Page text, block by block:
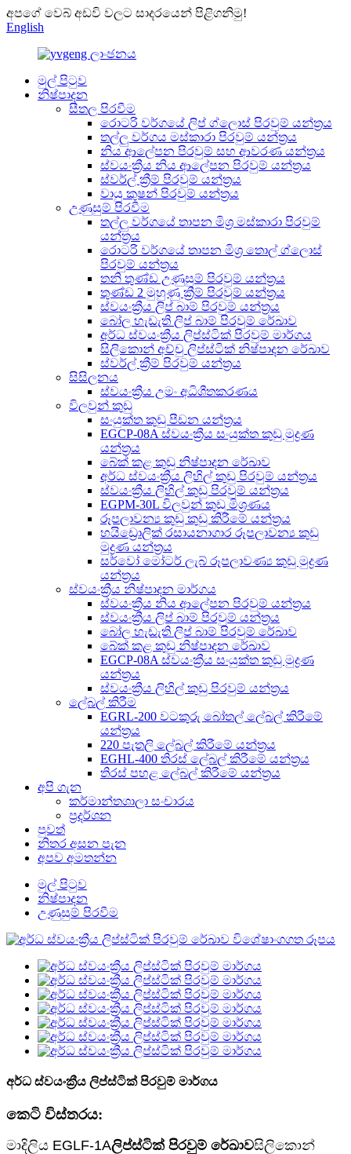
අපගේ වෙබ් අඩවි වලට සාදරයෙන් පිළිගනිමු!
English
මුල් පිටුව
නිෂ්පාදන
සීතල පිරවීම
රොටරි වර්ගයේ ලිප් ග්ලොස් පිරවුම් යන්ත්‍රය
තල්ලු වර්ගය මස්කාරා පිරවුම් යන්ත්‍රය
නිය ආලේපන පිරවුම් සහ ආවරණ යන්ත්‍රය
ස්වයංක්‍රීය නිය ආලේපන පිරවුම් යන්ත්‍රය
ස්වර්ල් ක්‍රීම් පිරවුම් යන්ත්‍රය
වායු කුෂන් පිරවුම් යන්ත්‍රය
උණුසුම් පිරවීම
තල්ලු වර්ගයේ තාපන මිශ්‍ර මස්කාරා පිරවුම්
යන්ත්‍රය
රොටරි වර්ගයේ තාපන මිශ්‍ර තොල් ග්ලොස්
පිරවුම් යන්ත්‍රය
තනි තුණ්ඩ උණුසුම් පිරවුම් යන්ත්‍රය
තුණ්ඩ 2 මුහුණු ක්‍රීම් පිරවුම් යන්ත්‍රය
ස්වයංක්‍රීය ලිප් බාම් පිරවුම් යන්ත්‍රය
බෝල හැඩැති ලිප් බාම් පිරවුම් රේඛාව
අර්ධ ස්වයංක්‍රීය ලිප්ස්ටික් පිරවුම් මාර්ගය
සිලිකොන් අච්චු ලිප්ස්ටික් නිෂ්පාදන රේඛාව
ස්වර්ල් ක්‍රීම් පිරවුම් යන්ත්‍රය
සිසිලනය
ස්වයංක්‍රීය උමං අධිශීතකරණය
විලවුන් කුඩු
සංයුක්ත කුඩු පීඩන යන්ත්‍රය
EGCP-08A ස්වයංක්‍රීය සංයුක්ත කුඩු මුද්‍රණ
යන්ත්‍රය
බේක් කළ කුඩු නිෂ්පාදන රේඛාව
අර්ධ ස්වයංක්‍රීය ලිහිල් කුඩු පිරවුම් යන්ත්‍රය
ස්වයංක්‍රීය ලිහිල් කුඩු පිරවුම් යන්ත්‍රය
EGPM-30L විලවුන් කුඩු මිශ්‍රණය
රූපලාවන්‍ය කුඩු කුඩු කිරීමේ යන්ත්‍රය
හයිඩ්‍රොලික් රසායනාගාර රූපලාවන්‍ය කුඩු
මුද්‍රණ යන්ත්‍රය
සර්වෝ මෝටර් ලැබ් රූපලාවණ්‍ය කුඩු මුද්‍රණ
යන්ත්‍රය
ස්වයංක්‍රීය නිෂ්පාදන මාර්ගය
ස්වයංක්‍රීය නිය ආලේපන පිරවුම් යන්ත්‍රය
ස්වයංක්‍රීය ලිප් බාම් පිරවුම් යන්ත්‍රය
බෝල හැඩැති ලිප් බාම් පිරවුම් රේඛාව
බේක් කළ කුඩු නිෂ්පාදන රේඛාව
EGCP-08A ස්වයංක්‍රීය සංයුක්ත කුඩු මුද්‍රණ
යන්ත්‍රය
ස්වයංක්‍රීය ලිහිල් කුඩු පිරවුම් යන්ත්‍රය
ලේබල් කිරීම
EGRL-200 වටකුරු බෝතල් ලේබල් කිරීමේ
යන්ත්‍රය
220 පැතලි ලේබල් කිරීමේ යන්ත්‍රය
EGHL-400 තිරස් ලේබල් කිරීමේ යන්ත්‍රය
තිරස් පහළ ලේබල් කිරීමේ යන්ත්‍රය
අපි ගැන
කර්මාන්තශාලා සංචාරය
ප්‍රදර්ශන
පුවත්
නිතර අසන පැන
අපව අමතන්න
මුල් පිටුව
නිෂ්පාදන
උණුසුම් පිරවීම
අර්ධ ස්වයංක්‍රීය ලිප්ස්ටික් පිරවුම් මාර්ගය
කෙටි විස්තරය:
මාදිලිය EGLF-1Aලිප්ස්ටික් පිරවුම් රේඛාවසිලිකොන්